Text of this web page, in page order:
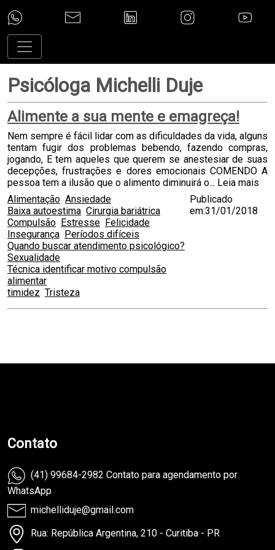
Psicóloga Michelli Duje
Alimente a sua mente e emagreça!
Nem sempre é fácil lidar com as dificuldades da vida, alguns
tentam fugir dos problemas bebendo, fazendo compras,
jogando, E tem aqueles que querem se anestesiar de suas
decepções, frustrações e dores emocionais COMENDO A
pessoa tem a ilusão que o alimento diminuirá o... Leia mais
Alimentação Ansiedade
Baixa autoestima Cirurgia bariátrica
Compulsão Estresse Felicidade
Insegurança Períodos difíceis
Quando buscar atendimento psicológico?
Sexualidade
Técnica identificar motivo compulsão
alimentar
timidez Tristeza
Publicado
em:31/01/2018
Contato
(41) 99684-2982 Contato para agendamento por
WhatsApp
michelliduje@gmail.com
Rua: República Argentina, 210 - Curitiba - PR